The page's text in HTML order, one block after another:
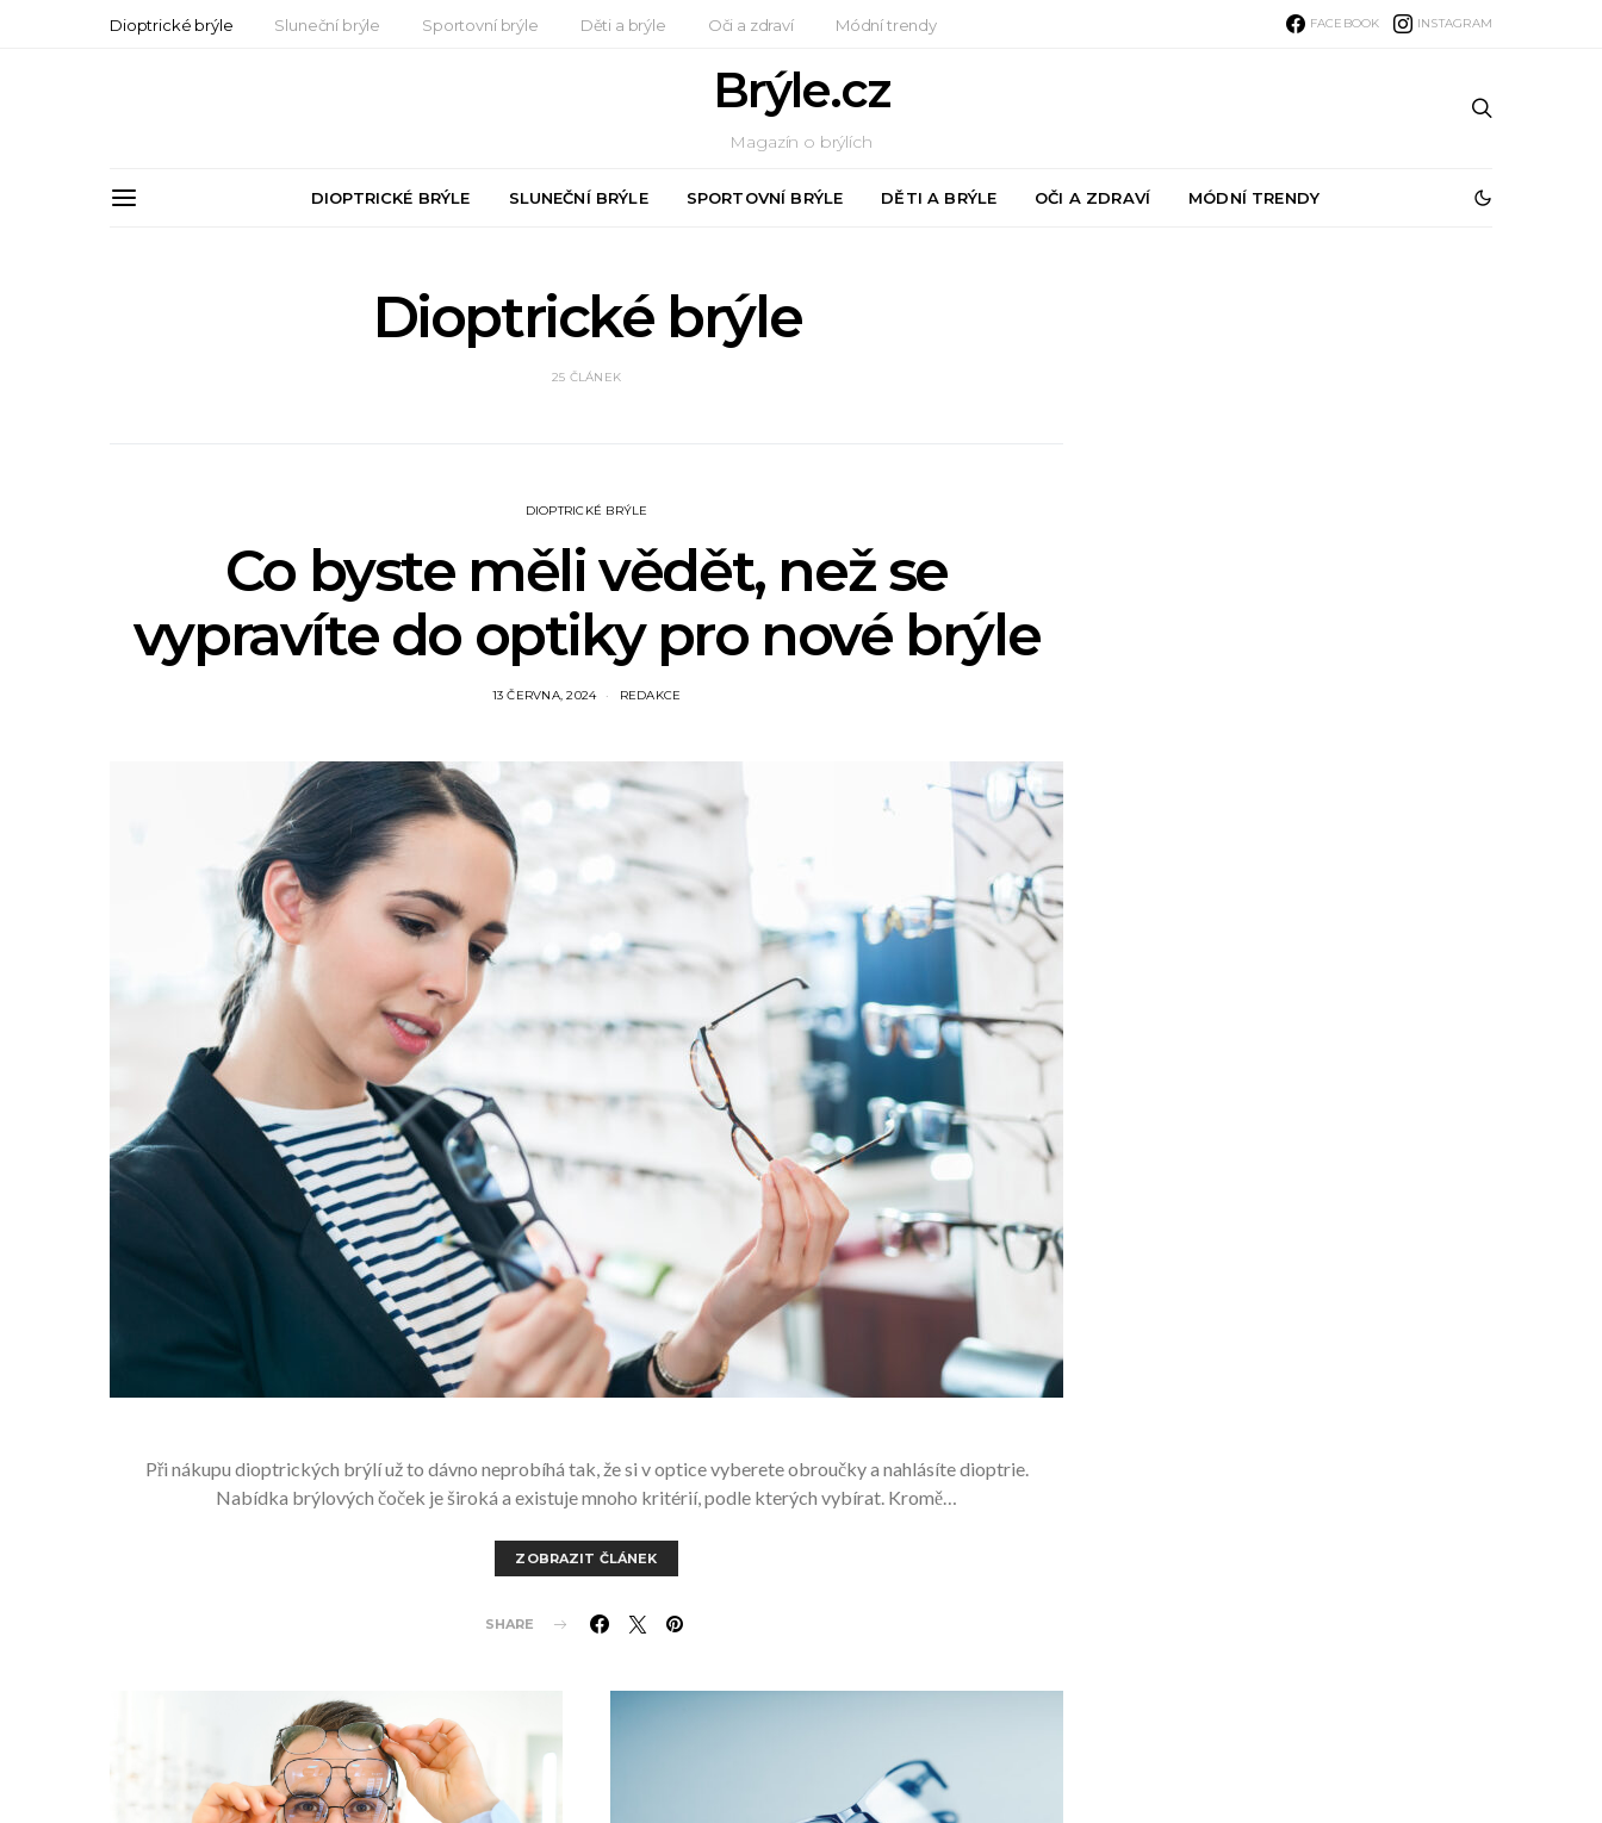
Dioptrické brýle Sluneční brýle Sportovní brýle Děti a brýle Oči a zdraví Módní trendy FACEBOOK INSTAGRAM
Brýle.cz
Magazín o brýlích
DIOPTRICKÉ BRÝLE SLUNEČNÍ BRÝLE SPORTOVNÍ BRÝLE DĚTI A BRÝLE OČI A ZDRAVÍ MÓDNÍ TRENDY
Dioptrické brýle
25 ČLÁNEK
DIOPTRICKÉ BRÝLE
Co byste měli vědět, než se
vypravíte do optiky pro nové brýle
13 ČERVNA, 2024 REDAKCE
Při nákupu dioptrických brýlí už to dávno neprobíhá tak, že si v optice vyberete obroučky a nahlásíte dioptrie.
Nabídka brýlových čoček je široká a existuje mnoho kritérií, podle kterých vybírat. Kromě…
ZOBRAZIT ČLÁNEK
SHARE